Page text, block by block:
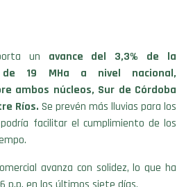
de 19 MHa a nivel nacional,
ambos núcleos, Sur de Córdoba
Ríos.Se prevén más lluvias para los
facilitar el cumplimiento de los
avanza con solidez, lo que ha
p.p. en los últimos siete días,
% del área estimada a nivel